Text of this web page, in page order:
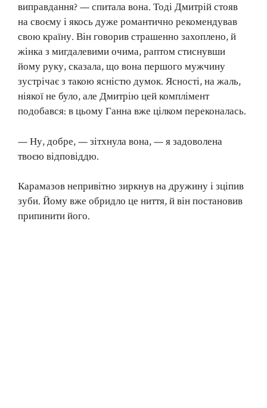
виправдання? — спитала вона. Тоді Дмитрій стояв
на своєму і якось дуже романтично рекомендував
свою країну. Він говорив страшенно захоплено, й
жінка з мигдалевими очима, раптом стиснувши
йому руку, сказала, що вона першого мужчину
зустрічає з такою ясністю думок. Ясності, на жаль,
ніякої не було, але Дмитрію цей комплімент
подобався: в цьому Ганна вже цілком переконалась.
— Ну, добре, — зітхнула вона, — я задоволена
твоєю відповіддю.
Карамазов непривітно зиркнув на дружину і зціпив
зуби. Йому вже обридло це ниття, й він постановив
припинити його.